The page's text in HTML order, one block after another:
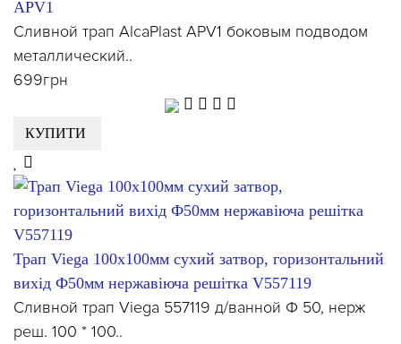
APV1
Сливной трап AlcaPlast APV1 боковым подводом
металлический..
699грн
КУПИТИ
Трап Viega 100x100мм сухий затвор, горизонтальний
вихід Ф50мм нержавіюча решітка V557119
Сливной трап Viega 557119 д/ванной Ф 50, нерж
реш. 100 * 100..